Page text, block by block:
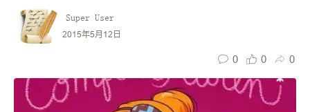
Super User
2015年5月12日
0 0 0